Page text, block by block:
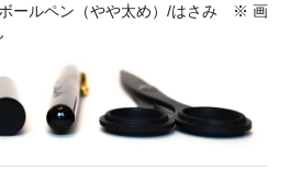
ールペン（やや太め）/はさみ ※ 画